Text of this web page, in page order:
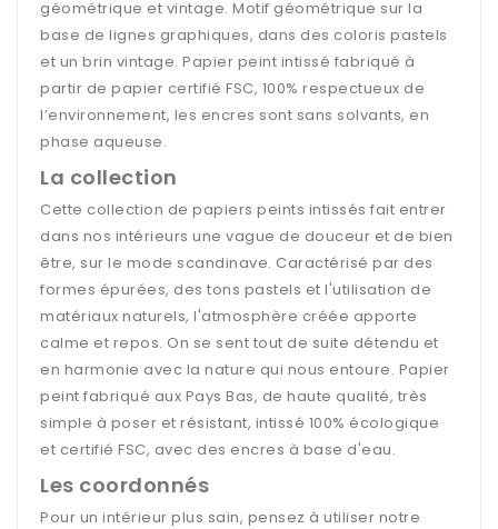
géométrique et vintage. Motif géométrique sur la
base de lignes graphiques, dans des coloris pastels
et un brin vintage. Papier peint intissé fabriqué à
partir de papier certifié FSC, 100% respectueux de
l’environnement, les encres sont sans solvants, en
phase aqueuse.
La collection
Cette collection de papiers peints intissés fait entrer
dans nos intérieurs une vague de douceur et de bien
être, sur le mode scandinave. Caractérisé par des
formes épurées, des tons pastels et l'utilisation de
matériaux naturels, l'atmosphère créée apporte
calme et repos. On se sent tout de suite détendu et
en harmonie avec la nature qui nous entoure. Papier
peint fabriqué aux Pays Bas, de haute qualité, très
simple à poser et résistant, intissé 100% écologique
et certifié FSC, avec des encres à base d'eau.
Les coordonnés
Pour un intérieur plus sain, pensez à utiliser notre